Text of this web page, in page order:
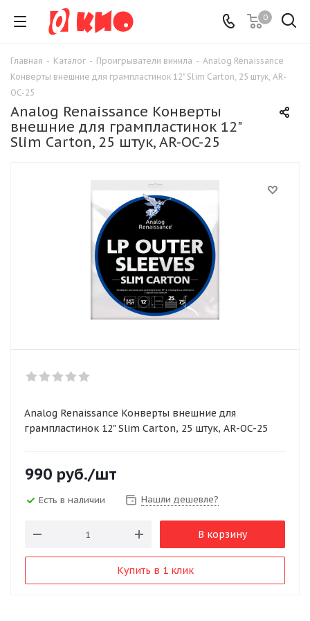
0
Главная - Каталог - Проигрыватели винила - Analog Renaissance
Конверты внешние для грампластинок 12" Slim Carton, 25 штук, AR-
OC-25
Analog Renaissance Конверты
внешние для грампластинок 12"
Slim Carton, 25 штук, AR-OC-25
Analog Renaissance Конверты внешние для
грампластинок 12" Slim Carton, 25 штук, AR-OC-25
990 руб./шт
Есть в наличии Нашли дешевле?
В корзину
Купить в 1 клик